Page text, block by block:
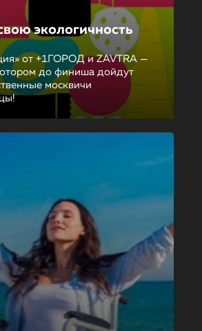
экологичность
от +1ГОРОД и ZAVTRA —
до финиша дойдут
москвичи